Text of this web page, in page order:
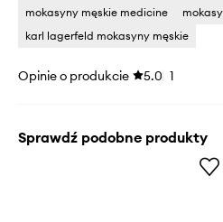
mokasyny męskie medicine
karl lagerfeld mokasyny męskie
Opinie o produkcie 5.0 1
Sprawdź podobne produkty